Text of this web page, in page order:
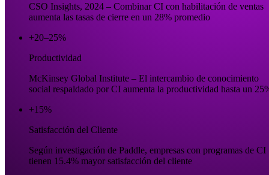
CSO Insights, 2024 – Combinar CI con habilitación de ventas
aumenta las tasas de cierre en un 28% promedio
+20–25%
Productividad
McKinsey Global Institute – El intercambio de conocimiento
social respaldado por CI aumenta la productividad hasta un
+15%
Satisfacción del Cliente
Según investigación de Paddle, empresas con programas de CI
tienen 15.4% mayor satisfacción del cliente